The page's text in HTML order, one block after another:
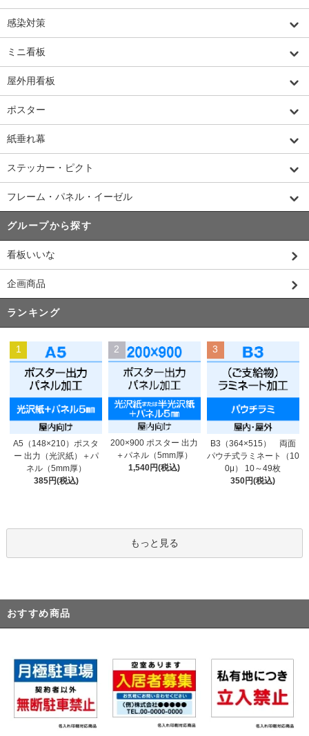
感染対策
ミニ看板
屋外用看板
ポスター
紙垂れ幕
ステッカー・ピクト
フレーム・パネル・イーゼル
グループから探す
看板いいな
企画商品
ランキング
1
A5（148×210）ポスタ
ー 出力（光沢紙）＋パ
ネル（5mm厚）
385円(税込)
2
200×900 ポスター 出力
＋パネル（5mm厚）
1,540円(税込)
3
B3（364×515） 両面
パウチ式ラミネート（10
0μ） 10～49枚
350円(税込)
もっと見る
おすすめ商品